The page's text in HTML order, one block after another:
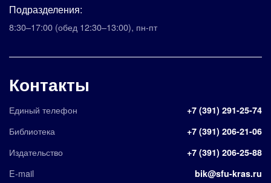
Подразделения:
8:30–17:00 (обед 12:30–13:00), пн-пт
Контакты
Единый телефон +7 (391) 291-25-74
Библиотека +7 (391) 206-21-06
Издательство +7 (391) 206-25-88
E-mail bik@sfu-kras.ru